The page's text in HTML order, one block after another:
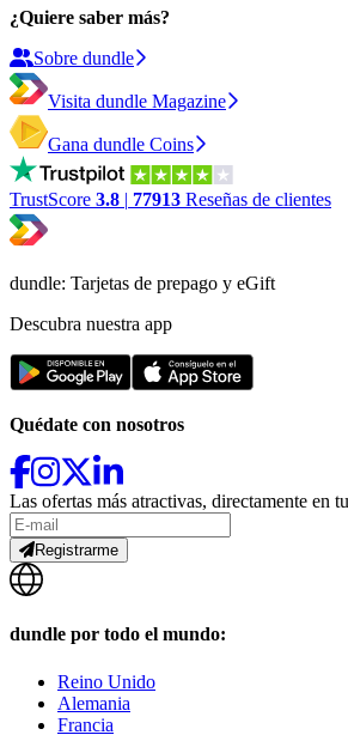
¿Quiere saber más?
Sobre dundle
Visita dundle Magazine
Gana dundle Coins
TrustScore 3.8 | 77913 Reseñas de clientes
dundle: Tarjetas de prepago y eGift
Descubra nuestra app
Quédate con nosotros
Las ofertas más atractivas, directamente en
Registrarme
dundle por todo el mundo:
Reino Unido
Alemania
Francia